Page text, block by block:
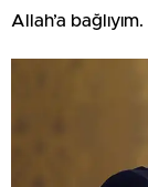
Allah’a bağlıyım.